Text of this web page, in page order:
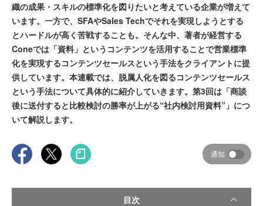
織の成果・スキルの標準化を図りたいと考えている企業が増えて
います。一方で、SFAやSales Techでそれを実現しようとする
とハードルが高く苦戦することも。そんな中、著者が経営する
Coneでは「資料」というコンテンツを活用することで営業標準
化を実現するコンテンツセールスという手法をクライアントに提
供しています。本連載では、脱属人化を図るコンテンツセールス
という手法について具体的に紹介していきます。第3回は「商談
後に送付すると比較検討の勝率が上がる“社内検討用資料”」につ
いて解説します。
通知
目次